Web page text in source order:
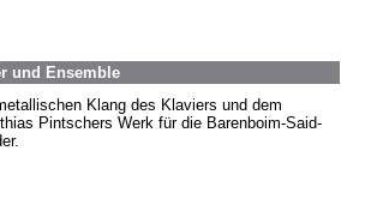
und Ensemble
Klang des Klaviers und dem
Pintschers Werk für die Barenboim-Said-